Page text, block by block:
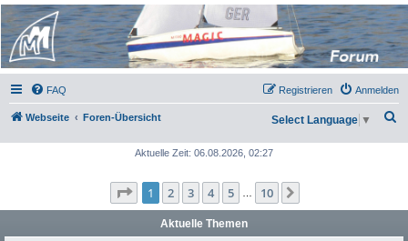
Micro Magic Forum
Deutschland
FAQ Anmelden
Registrieren
Webseite Foren-Übersicht Select Language ▼
Aktuelle Zeit: 06.08.2026, 02:27
Seite 1von 10
1 2 3 4 5 10
Aktuelle Themen